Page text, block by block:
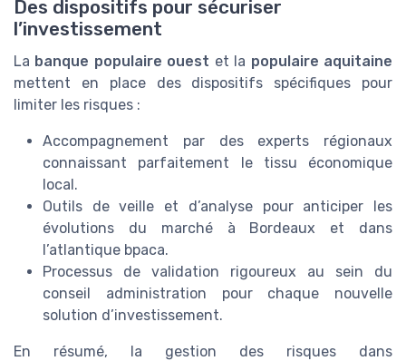
Des dispositifs pour sécuriser
l’investissement
La banque populaire ouest et la populaire aquitaine
mettent en place des dispositifs spécifiques pour
limiter les risques :
Accompagnement par des experts régionaux
connaissant parfaitement le tissu économique
local.
Outils de veille et d’analyse pour anticiper les
évolutions du marché à Bordeaux et dans
l’atlantique bpaca.
Processus de validation rigoureux au sein du
conseil administration pour chaque nouvelle
solution d’investissement.
En résumé, la gestion des risques dans